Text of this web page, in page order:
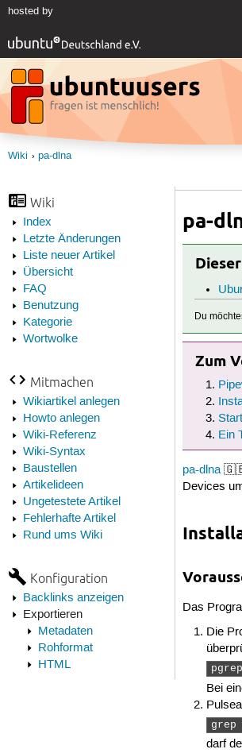
hosted by
Wiki pa-dlna
Wiki
Index
Letzte Änderungen
Liste neuer Artikel
Übersicht
FAQ
Benutzung
Kategorie
Wortwolke
Mitmachen
Wikiartikel anlegen
Howto anlegen
Wiki-Referenz
Wiki-Syntax
Baustellen
Artikelideen
Ungetestete Artikel
Fehlerhafte Artikel
Rund ums Wiki
Konfiguration
Backlinks anzeigen
Exportieren
Metadaten
Rohformat
HTML
pa-
Du
Zum
Ein
pa-dlna🇬🇧
Devices
Das
Die
Bei
darf